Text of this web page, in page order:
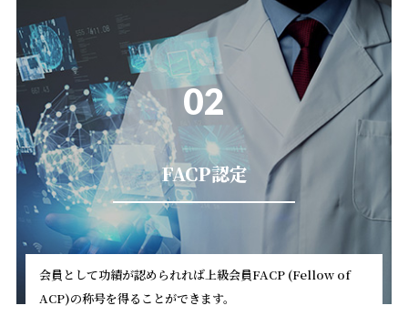
02
FACP認定
会員として功績が認められれば上級会員FACP (Fellow of
ACP)の称号を得ることができます。